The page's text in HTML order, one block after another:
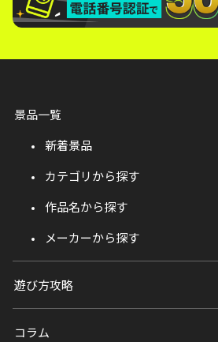
景品一覧
新着景品
カテゴリから探す
作品名から探す
メーカーから探す
遊び方攻略
コラム